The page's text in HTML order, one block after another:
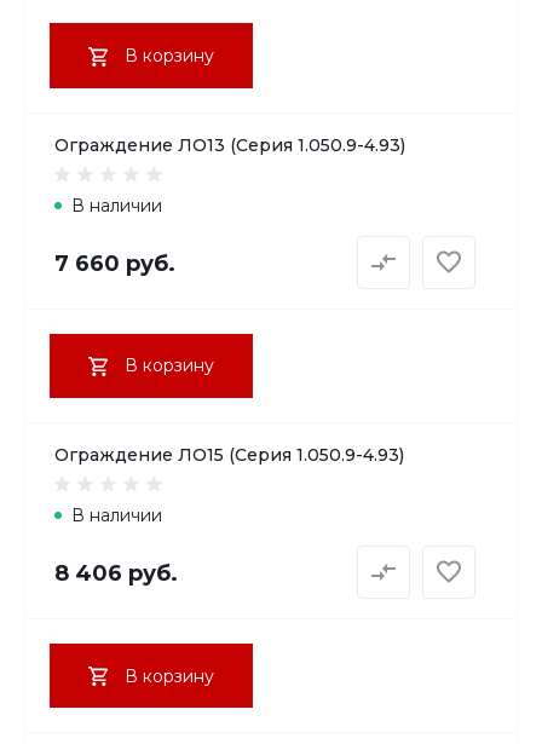
В корзину
Ограждение ЛО13 (Серия 1.050.9-4.93)
В наличии
7 660 руб.
В корзину
Ограждение ЛО15 (Серия 1.050.9-4.93)
В наличии
8 406 руб.
В корзину